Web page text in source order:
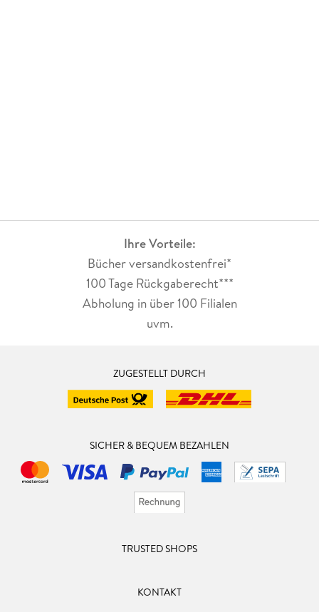
Ihre Vorteile:
Bücher versandkostenfrei*
100 Tage Rückgaberecht***
Abholung in über 100 Filialen
uvm.
ZUGESTELLT DURCH
SICHER & BEQUEM BEZAHLEN
TRUSTED SHOPS
KONTAKT